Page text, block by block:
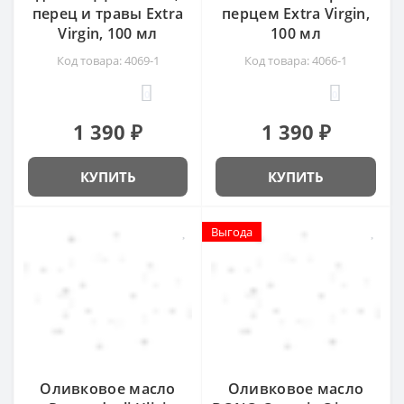
перец и травы Extra
Virgin, 100 мл
Код товара: 4069-1
1 390 ₽
КУПИТЬ
перцем Extra Virgin,
100 мл
Код товара: 4066-1
1 390 ₽
КУПИТЬ
Оливковое масло
Выгода
Выгода
Оливковое масло